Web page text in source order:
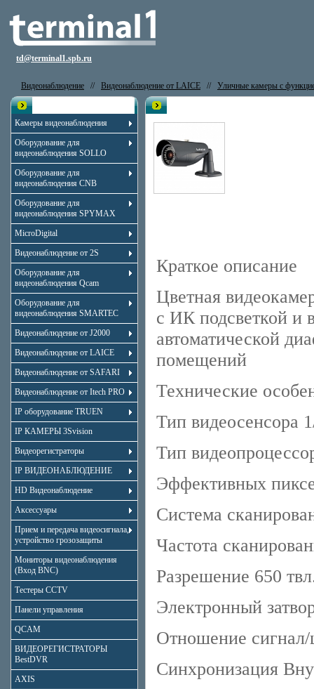
td@terminal1.spb.ru
Видеонаблюдение // Видеонаблюдение от LAICE // Уличные камеры с
Камеры видеонаблюдения
Оборудование для
видеонаблюдения SOLLO
Оборудование для
видеонаблюдения CNB
Оборудование для
видеонаблюдения SPYMAX
MicroDigital
Видеонаблюдение от 2S
Оборудование для
видеонаблюдения Qcam
Оборудование для
видеонаблюдения SMARTEC
Видеонаблюдение от J2000
Видеонаблюдение от LAICE
Видеонаблюдение от SAFARI
Видеонаблюдение от Itech PRO
IP оборудование TRUEN
IP КАМЕРЫ 3Svision
Видеорегистраторы
IP ВИДЕОНАБЛЮДЕНИЕ
HD Видеонаблюдение
Аксессуары
Прием и передача видеосигнала,
устройство грозозащиты
Мониторы видеонаблюдения
(Вход BNC)
Тестеры CCTV
Панели управления
QCAM
ВИДЕОРЕГИСТРАТОРЫ
BestDVR
AXIS
Краткое описание
Цветная
с ИК подсветкой и
автоматической
помещений
Технические
Тип видеосенсора
Тип
Эффективных
Система
Частота
Разрешение 650
Электронный
Отношение
Синхронизация